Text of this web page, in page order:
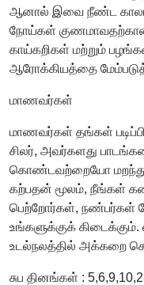
ஆனால் இவை நீண்ட காலம்
நோய்கள்
காய்கறிகள் மற்றும்
ஆரோக்கியத்தை
மாணவர்கள்
மாணவர்கள் தங்கள்
சிலர், அவர்களது
கொண்டவற்றையோ மறந்து
கற்பதன் மூலம், நீங்கள்
பெற்றோர்கள், நண்பர்கள்
உங்களுக்குக்
உடல்நலத்தில் அக்கறை
சுப தினங்கள் :